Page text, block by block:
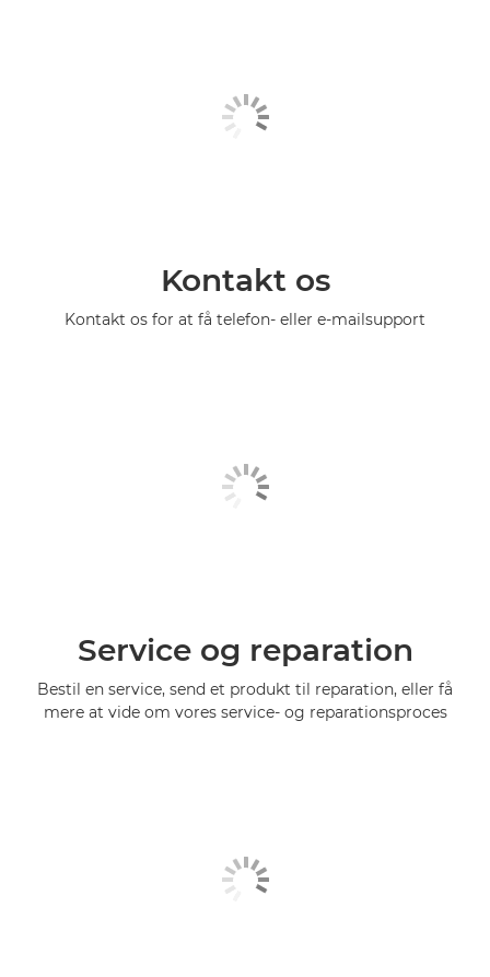
Kontakt os
Kontakt os for at få telefon- eller e-mailsupport
Service og reparation
Bestil en service, send et produkt til reparation, eller få
mere at vide om vores service- og reparationsproces